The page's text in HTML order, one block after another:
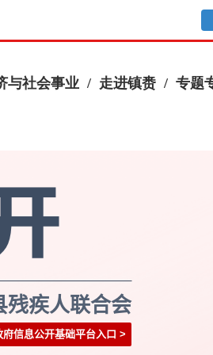
残疾人联合会
府信息公开基础平台入口 >